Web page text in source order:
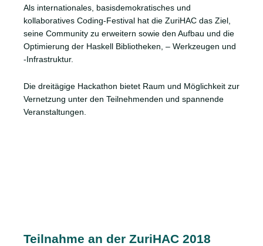
Als internationales, basisdemokratisches und
kollaboratives Coding-Festival hat die ZuriHAC das Ziel,
seine Community zu erweitern sowie den Aufbau und die
Optimierung der Haskell Bibliotheken, – Werkzeugen und
-Infrastruktur.
Die dreitägige Hackathon bietet Raum und Möglichkeit zur
Vernetzung unter den Teilnehmenden und spannende
Veranstaltungen.
Teilnahme an der ZuriHAC 2018